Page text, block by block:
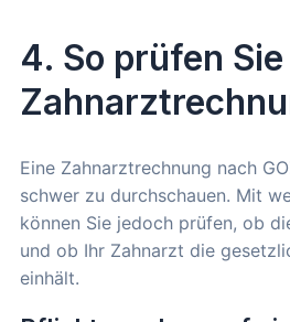
4. So prüfen
Eine Zahnarztrechnung nach
schwer zu durchschauen. Mit
können Sie jedoch prüfen, ob
und ob Ihr Zahnarzt die
einhält.